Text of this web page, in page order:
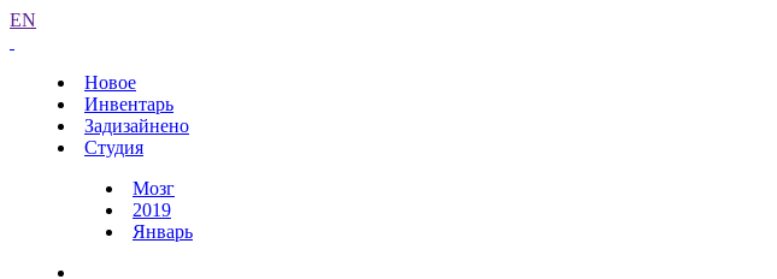
EN
Новое
Инвентарь
Задизайнено
Студия
Мозг
2019
Январь